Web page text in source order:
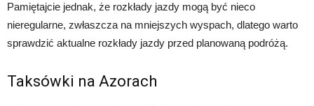
Pamiętajcie jednak, że rozkłady jazdy mogą być nieco
nieregularne, zwłaszcza na mniejszych wyspach, dlatego warto
sprawdzić aktualne rozkłady jazdy przed planowaną podróżą.
Taksówki na Azorach